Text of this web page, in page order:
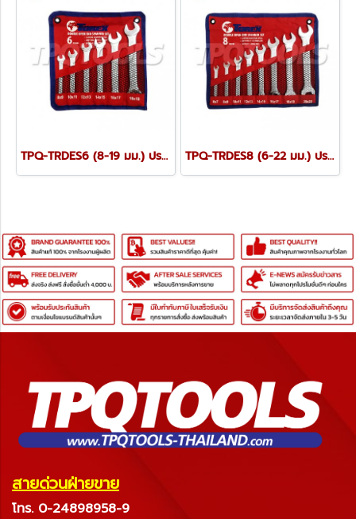
TPQ-TRDES6 (8-19 มม.) ประแจปากตายชุด 6 ตัว TOREX TPQ-TRDES8 (6-22 มม.) ประแจปากตายชุด 8 ตัว TOREX
สายด่วนฝ่ายขาย
โทร. 0-24898958-9